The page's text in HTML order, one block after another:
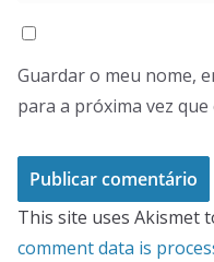
Guardar o meu nome,
para a próxima vez
This site uses Akismet
comment data is